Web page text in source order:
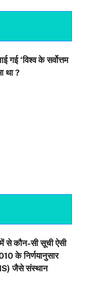
गई ‘विश्व के सर्वोत्तम
था?
से कौन-सी सूची ऐसी
के निर्णयानुसार
जैसे संस्थान